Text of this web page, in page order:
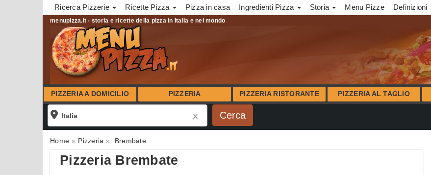
Ricerca Pizzerie Ricette Pizza Pizza in casa Ingredienti Pizza Storia Menu Pizze Definizioni
menupizza.it - storia e ricette della pizza in Italia e nel mondo
PIZZERIA A DOMICILIO PIZZERIA PIZZERIA RISTORANTE PIZZERIA AL TAGLIO
Home Pizzeria Brembate
Pizzeria Brembate